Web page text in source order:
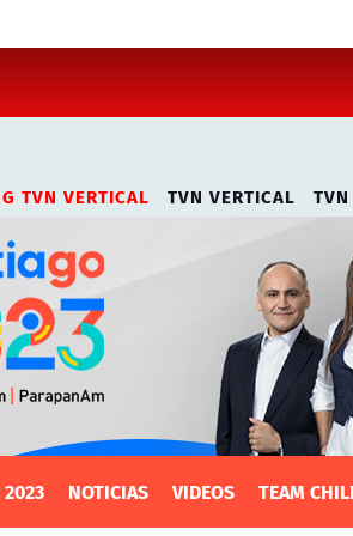
TVN VERTICAL TVN VERTICAL
2023 NOTICIAS VIDEOS TEAM